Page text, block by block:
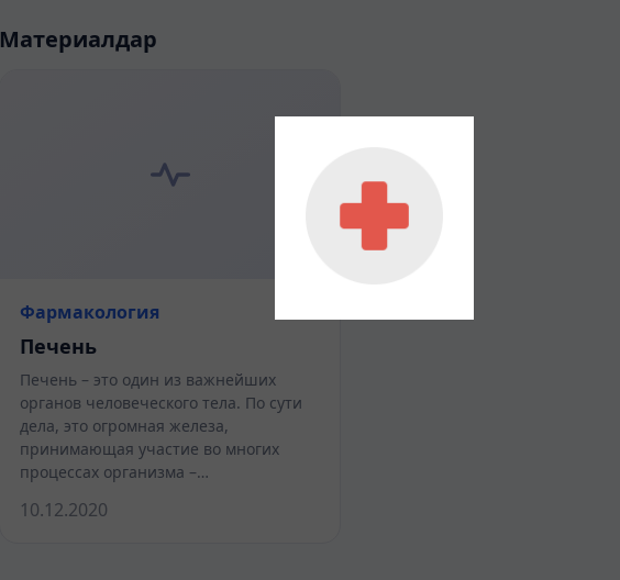
Материалдар
Фармакология
Печень
Печень – это один из важнейших
органов человеческого тела. По сути
дела, это огромная железа,
принимающая участие во многих
процессах организма –…
10.12.2020